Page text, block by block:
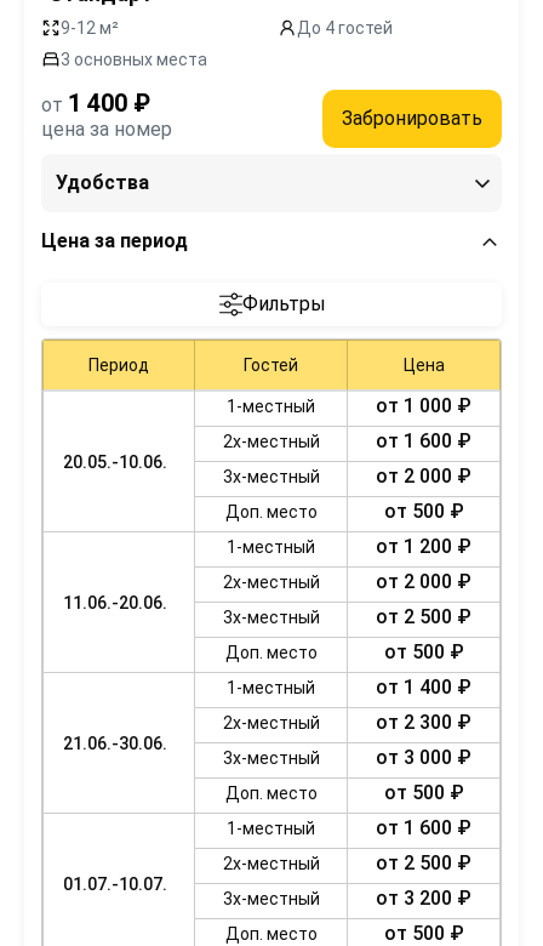
9-12 м²
До 4 гостей
3 основных места
от 1 400 ₽
цена за номер Забронировать
Удобства
Цена за период
Фильтры
Период Гостей Цена
20.05.-10.06.
1-местный от 1 000 ₽
2х-местный от 1 600 ₽
3х-местный от 2 000 ₽
Доп. место от 500 ₽
11.06.-20.06.
1-местный от 1 200 ₽
2х-местный от 2 000 ₽
3х-местный от 2 500 ₽
Доп. место от 500 ₽
21.06.-30.06.
1-местный от 1 400 ₽
2х-местный от 2 300 ₽
3х-местный от 3 000 ₽
Доп. место от 500 ₽
01.07.-10.07.
1-местный от 1 600 ₽
2х-местный от 2 500 ₽
3х-местный от 3 200 ₽
Доп. место от 500 ₽